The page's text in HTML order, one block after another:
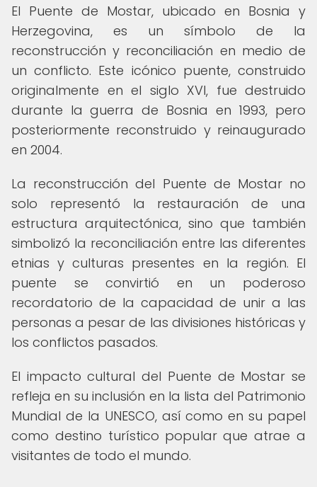
El Puente de Mostar, ubicado en Bosnia y
Herzegovina, es un símbolo de la
reconstrucción y reconciliación en medio de
un conflicto. Este icónico puente, construido
originalmente en el siglo XVI, fue destruido
durante la guerra de Bosnia en 1993, pero
posteriormente reconstruido y reinaugurado
en 2004.
La reconstrucción del Puente de Mostar no
solo representó la restauración de una
estructura arquitectónica, sino que también
simbolizó la reconciliación entre las diferentes
etnias y culturas presentes en la región. El
puente se convirtió en un poderoso
recordatorio de la capacidad de unir a las
personas a pesar de las divisiones históricas y
los conflictos pasados.
El impacto cultural del Puente de Mostar se
refleja en su inclusión en la lista del Patrimonio
Mundial de la UNESCO, así como en su papel
como destino turístico popular que atrae a
visitantes de todo el mundo.